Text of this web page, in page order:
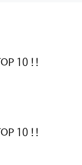
10 !!
10 !!